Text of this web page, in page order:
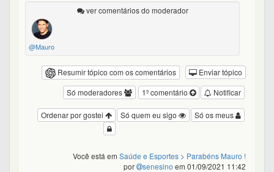
ver comentários do moderador
@Mauro
Resumir tópico com os comentários
Enviar tópico
Notificar
1º comentário
Só moderadores
Só os meus
Só quem eu sigo
Ordenar por gostei
Você está em Saúde e Esportes > Parabéns Mauro !
por
senesino em 01/09/2021 11:42